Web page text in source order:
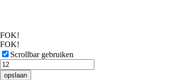
FOK!
FOK!
Scrollbar gebruiken
opslaan